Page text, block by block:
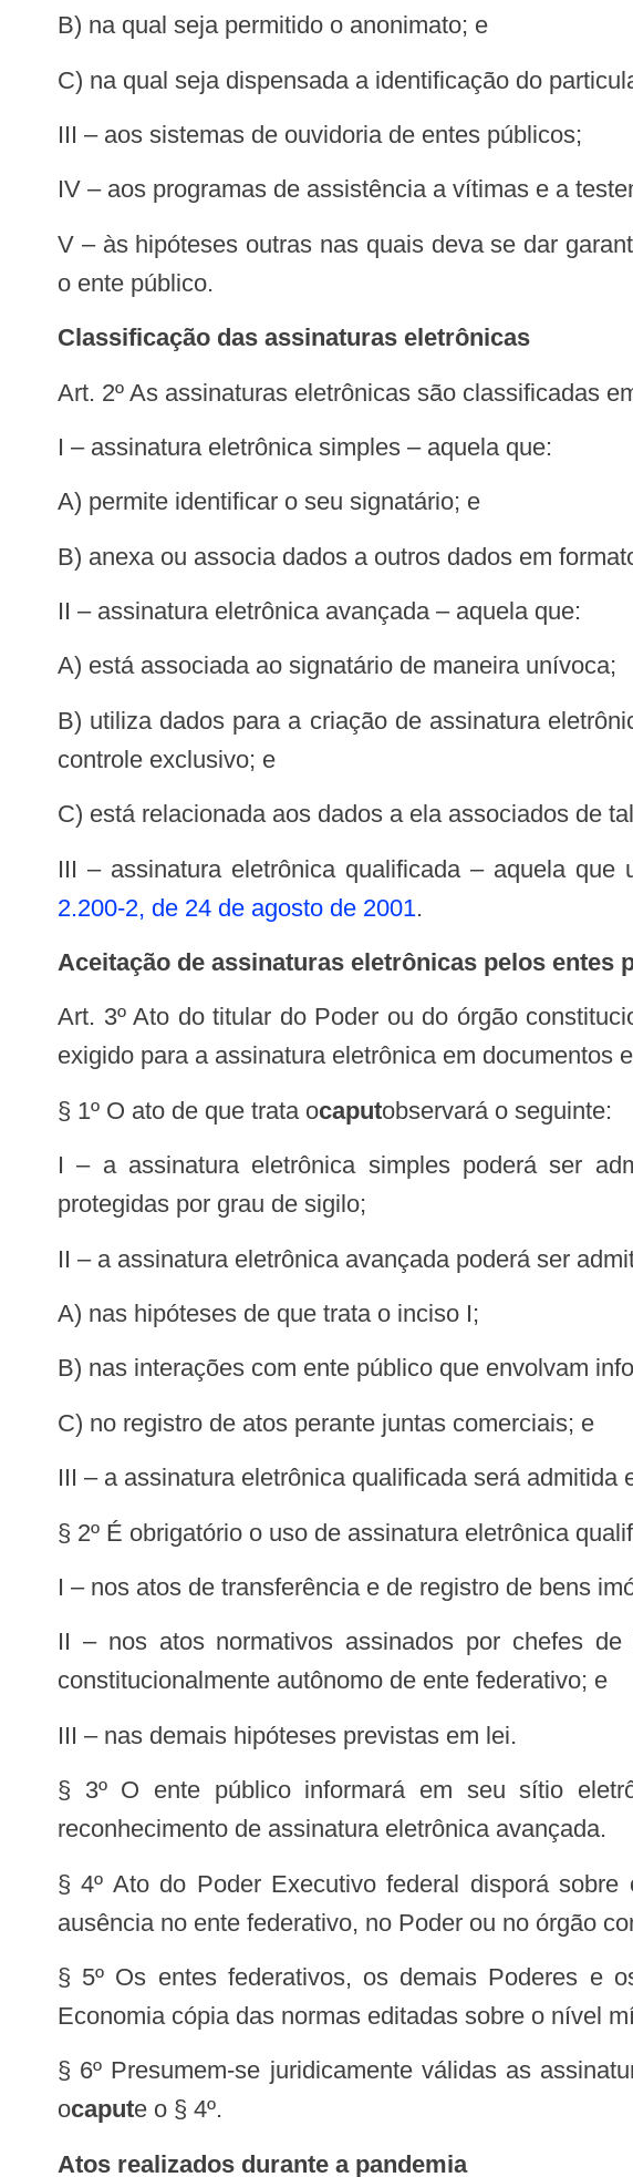
b) na qual seja permitido o anonimato; e
c) na qual seja dispensada a identificação do
III – aos sistemas de ouvidoria de entes públicos;
IV – aos programas de assistência a vítimas e a
V – às hipóteses outras nas quais deva se dar garantia de preservação de sigilo da identidade do particular na atuação perante
o ente público.
Classificação das assinaturas eletrônicas
Art. 2º As assinaturas eletrônicas são classificadas
I – assinatura eletrônica simples – aquela que:
a) permite identificar o seu signatário; e
b) anexa ou associa dados a outros dados em
II – assinatura eletrônica avançada – aquela que:
a) está associada ao signatário de maneira unívoca;
b) utiliza dados para a criação de assinatura eletrônica cujo signatário pode, com elevado nível de confiança, operar sob o seu
controle exclusivo; e
c) está relacionada aos dados a ela associados
III – assinatura eletrônica qualificada – aquela
2.200-2, de 24 de agosto de 2001.
Aceitação de assinaturas eletrônicas pelos entes
Art. 3º Ato do titular do Poder ou do órgão constitucionalmente autônomo de cada ente federativo estabelecerá o nível mínimo
exigido para a assinatura eletrônica em documentos
§ 1º O ato de que trata o caputobservará o seguinte:
I – a assinatura eletrônica simples poderá ser admitida nas interações com ente público que não envolvam informações
protegidas por grau de sigilo;
II – a assinatura eletrônica avançada poderá ser
a) nas hipóteses de que trata o inciso I;
b) nas interações com ente público que envolvam
c) no registro de atos perante juntas comerciais; e
III – a assinatura eletrônica qualificada será
§ 2º É obrigatório o uso de assinatura eletrônica
I – nos atos de transferência e de registro de bens
II – nos atos normativos assinados por chefes de Poder, por Ministros de Estado ou por titulares de Poder ou de órgão
constitucionalmente autônomo de ente federativo; e
III – nas demais hipóteses previstas em lei.
§ 3º O ente público informará em seu sítio
reconhecimento de assinatura eletrônica avançada.
§ 4º Ato do Poder Executivo federal disporá
ausência no ente federativo, no Poder ou no órgão
§ 5º Os entes federativos, os demais Poderes e
Economia cópia das normas editadas sobre o nível
§ 6º Presumem-se juridicamente válidas as
o capute o § 4º.
Atos realizados durante a pandemia